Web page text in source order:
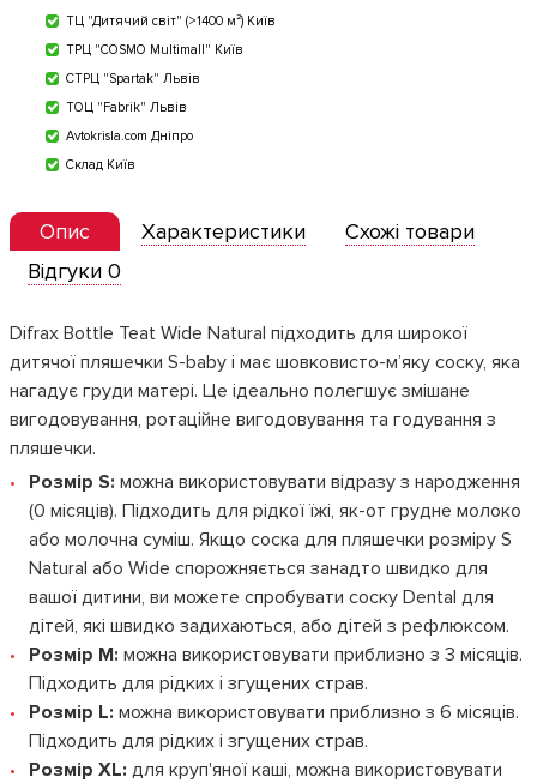
ТЦ "Дитячий світ" (>1400 м²) Київ
ТРЦ "COSMO Multimall" Київ
СТРЦ "Spartak" Львів
ТОЦ "Fabrik" Львів
Avtokrisla.com Дніпро
Склад Київ
Опис Характеристики
Схожі товари
Відгуки 0
Difrax Bottle Teat Wide Natural підходить для широкої
дитячої пляшечки S-baby і має шовковисто-м’яку соску, яка
нагадує груди матері. Це ідеально полегшує змішане
вигодовування, ротаційне вигодовування та годування з
пляшечки.
Розмір S: можна використовувати відразу з народження
(0 місяців). Підходить для рідкої їжі, як-от грудне молоко
або молочна суміш. Якщо соска для пляшечки розміру S
Natural або Wide спорожняється занадто швидко для
вашої дитини, ви можете спробувати соску Dental для
дітей, які швидко задихаються, або дітей з рефлюксом.
Розмір M: можна використовувати приблизно з 3 місяців.
Підходить для рідких і згущених страв.
Розмір L: можна використовувати приблизно з 6 місяців.
Підходить для рідких і згущених страв.
Розмір XL: для круп'яної каші, можна використовувати